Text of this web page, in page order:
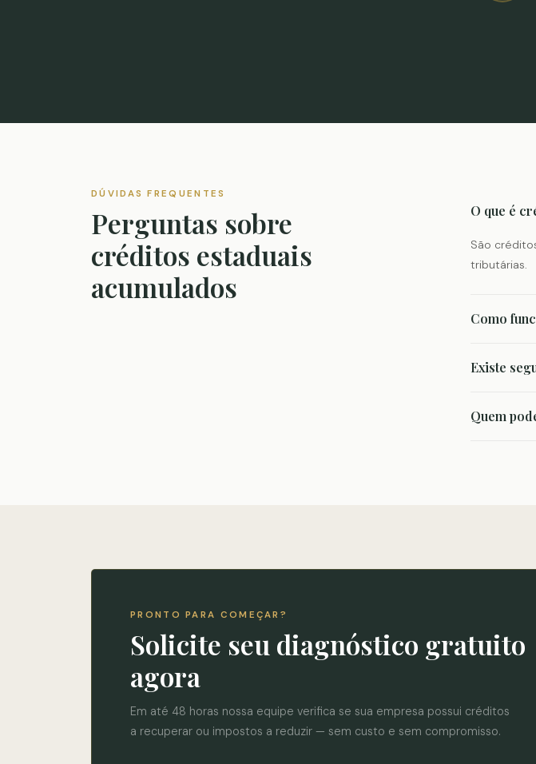
DÚVIDAS FREQUENTES
Perguntas sobre
créditos estaduais
acumulados
O que é
São
tributárias.
Como
Existe
Quem
PRONTO PARA COMEÇAR?
Solicite seu diagnóstico gratuito
agora
Em até 48 horas nossa equipe verifica se sua empresa possui créditos
a recuperar ou impostos a reduzir — sem custo e sem compromisso.